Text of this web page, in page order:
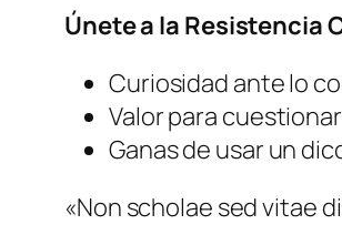
Únete a la Resistencia
Curiosidad ante lo
Valor para
Ganas de usar un
«Non scholae sed vitae